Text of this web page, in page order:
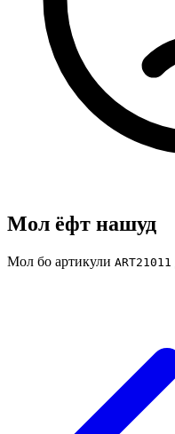
Мол ёфт нашуд
Мол бо артикули ART21011